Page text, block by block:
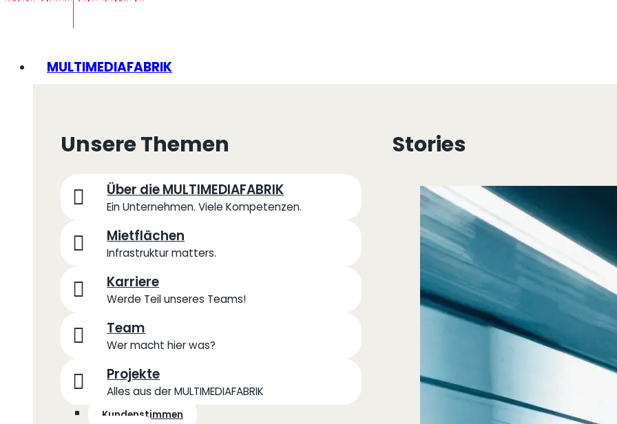
MULTIMEDIAFABRIK
Unsere Themen
Über die MULTIMEDIAFABRIK
Ein Unternehmen. Viele Kompetenzen.
Mietflächen
Infrastruktur matters.
Karriere
Werde Teil unseres Teams!
Team
Wer macht hier was?
Projekte
Alles aus der MULTIMEDIAFABRIK
Kundenstimmen
Stories